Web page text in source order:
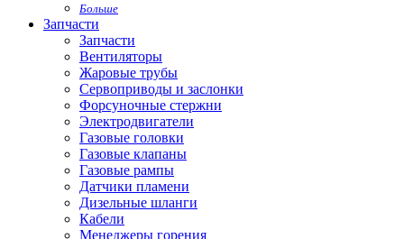
Больше
Запчасти
Запчасти
Вентиляторы
Жаровые трубы
Сервоприводы и заслонки
Форсуночные стержни
Электродвигатели
Газовые головки
Газовые клапаны
Газовые рампы
Датчики пламени
Дизельные шланги
Кабели
Менеджеры горения